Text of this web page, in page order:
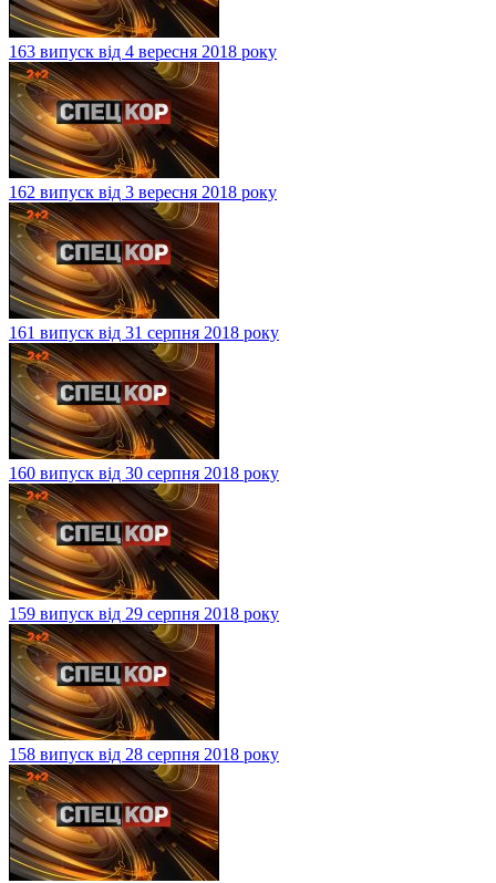
163 випуск від 4 вересня 2018 року
162 випуск від 3 вересня 2018 року
161 випуск від 31 серпня 2018 року
160 випуск від 30 серпня 2018 року
159 випуск від 29 серпня 2018 року
158 випуск від 28 серпня 2018 року